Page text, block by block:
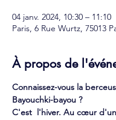
04 janv. 2024, 10:30 – 11:10
Paris, 6 Rue Wurtz, 75013
À propos de
Connaissez-vous la
Bayouchki-bayou ?
C'est  l'hiver. Au cœur